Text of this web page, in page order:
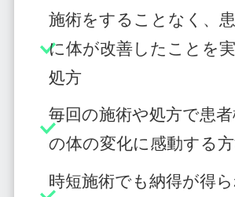
施術をすることなく、
に体が改善したことを
処方
毎回の施術や処方で患
の体の変化に感動する
時短施術でも納得が得